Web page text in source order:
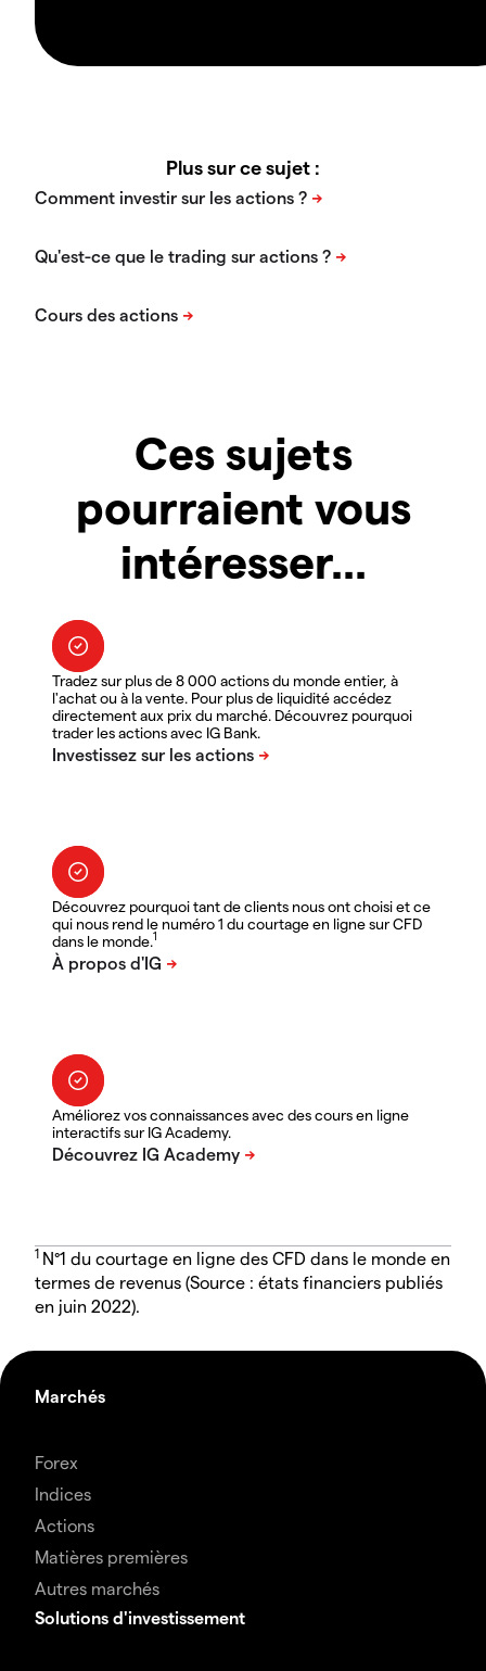
Plus sur ce sujet :
Ces sujets
pourraient vous
intéresser...
Tradez sur plus de 8 000 actions du monde entier, à
l'achat ou à la vente. Pour plus de liquidité accédez
directement aux prix du marché. Découvrez pourquoi
trader les actions avec IG Bank.
Découvrez pourquoi tant de clients nous ont choisi et ce
qui nous rend le numéro 1 du courtage en ligne sur CFD
dans le monde.1
Améliorez vos connaissances avec des cours en ligne
interactifs sur IG Academy.
1 N°1 du courtage en ligne des CFD dans le monde en
termes de revenus (Source : états financiers publiés
en juin 2022).
Marchés
Forex
Indices
Actions
Matières premières
Autres marchés
Solutions d'investissement